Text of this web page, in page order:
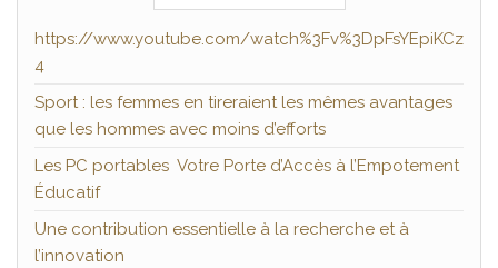
https://www.youtube.com/watch%3Fv%3DpFsYEpiKCz
4
Sport : les femmes en tireraient les mêmes avantages
que les hommes avec moins d’efforts
Les PC portables Votre Porte d’Accès à l’Empotement
Éducatif
Une contribution essentielle à la recherche et à
l’innovation